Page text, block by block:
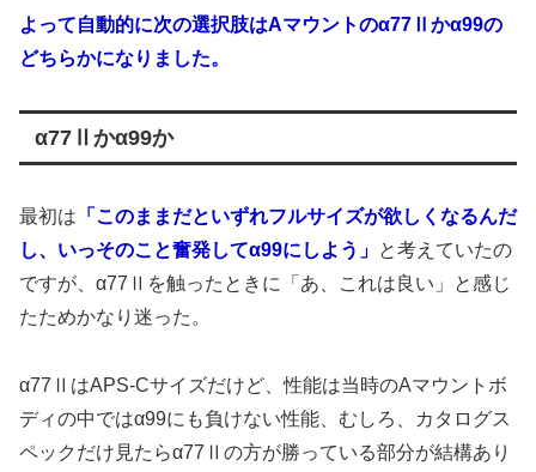
よって自動的に次の選択肢はAマウントのα77Ⅱかα99の
どちらかになりました。
α77Ⅱかα99か
最初は 「このままだといずれフルサイズが欲しくなるんだ
し、いっそのこと奮発してα99にしよう」 と考えていたの
ですが、α77Ⅱを触ったときに「あ、これは良い」と感じ
たためかなり迷った。
α77ⅡはAPS-Cサイズだけど、性能は当時のAマウントボ
ディの中ではα99にも負けない性能、むしろ、カタログス
ペックだけ見たらα77Ⅱの方が勝っている部分が結構あり